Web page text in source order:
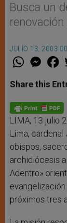
Busca un
renovación
JULIO 13, 2003
W
t
s
p
p
M
e
s
e
g
e
r
F
a
e
b
o
k
Share this
LIMA, 13 julio
Lima, cardenal
obispos,
archidiócesis
Adentro»
próximos tres